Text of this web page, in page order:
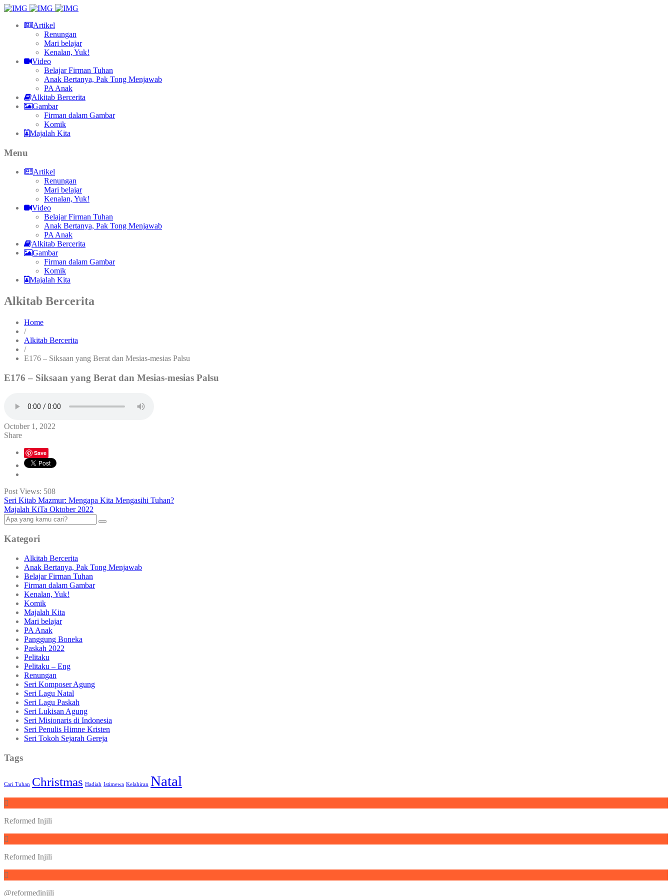
Artikel
Renungan
Mari belajar
Kenalan, Yuk!
Video
Belajar Firman Tuhan
Anak Bertanya, Pak Tong Menjawab
PA Anak
Alkitab Bercerita
Gambar
Firman dalam Gambar
Komik
Majalah Kita
Menu
Artikel
Renungan
Mari belajar
Kenalan, Yuk!
Video
Belajar Firman Tuhan
Anak Bertanya, Pak Tong Menjawab
PA Anak
Alkitab Bercerita
Gambar
Firman dalam Gambar
Komik
Majalah Kita
Alkitab Bercerita
Home
/
Alkitab Bercerita
/
E176 – Siksaan yang Berat dan Mesias-mesias Palsu
E176 – Siksaan yang Berat dan Mesias-mesias Palsu
October 1, 2022
Share
Save
Post Views: 508
Seri Kitab Mazmur: Mengapa Kita Mengasihi Tuhan?
Majalah KiTa Oktober 2022
Kategori
Alkitab Bercerita
Anak Bertanya, Pak Tong Menjawab
Belajar Firman Tuhan
Firman dalam Gambar
Kenalan, Yuk!
Komik
Majalah Kita
Mari belajar
PA Anak
Panggung Boneka
Paskah 2022
Pelitaku
Pelitaku – Eng
Renungan
Seri Komposer Agung
Seri Lagu Natal
Seri Lagu Paskah
Seri Lukisan Agung
Seri Misionaris di Indonesia
Seri Penulis Himne Kristen
Seri Tokoh Sejarah Gereja
Tags
Cari Tuhan Christmas Hadiah Istimewa Kelahiran Natal
Reformed Injili
Reformed Injili
@reformedinjili